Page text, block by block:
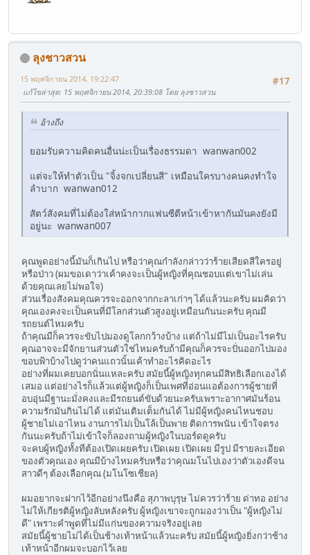
ลุงชาวสวน
#17
15 พฤศจิกายน 2014, 19:22:47
แก้ไขล่าสุด: 15 พฤศจิกายน 2014, 20:39:08 โดย ลุงชาวสวน
อ้างถึง
ยอมรับความคิดคนอื่นน่ะเป็นเรื่องธรรมดา wanwan002
แต่จะให้ทำตัวเป็น "จิ้งจกเปลี่ยนสี" เหมือนใครบางคนคงทำใจ
ลำบาก wanwan012
สัตว์สังคมที่ไม่ต้องใส่หน้ากากแฟนซีตีหน้าเข้าหากันมันคงยังมี
อยู่นะ wanwan007
คุณพูดอย่างนี้มันก็เกินไป หรือว่าคุณกำลังกล่าวว่าร้ายเสียดสีใครอยู่
หรือป่าว (ผมขอเดาว่าเค้าคงจะเป็นผู้หญิงที่คุณชอบแต่เขาไม่เล่น
ด้วยคุณเลยไม่พอใจ)
ส่วนเรื่องสังคมคุณควรจะออกจากกะลาเก่าๆ ได้แล้วนะครับ ผมคิดว่า
คุณเองคงจะเป็นคนที่มีโลกส่วนตัวสูงอยู่เหมือนกันนะครับ คุณมี
รถยนต์ไหมครับ
ถ้าคุณมีก็ควรจะขับไปมองดูโลกกว้างบ้าง แต่ถ้าไม่มีไม่เป็นอะไรครับ
คุณอาจจะมีจักยานส่วนตัวใช่ไหมครับถ้ามีคุณก็ควรจะปั่นออกไปมอง
ขอบฟ้าบ้างไปดูว่าคนแถวนั้นเค้าทำอะไรคิดอะไร
อย่างที่ผมเคยบอกนั่นแหละครับ สมัยนี้ผู้หญิงทุกคนมีสิทธิเลือกเองได้
เสมอ แต่อย่างไรก็แล้วแต่ผู้หญิงก็เป็นเพศที่อ่อนแอต้องการผู้ชายที่
อบอุ่นมีฐานะมั่งคงและมีรถยนต์ขับด้วยนะครับเพราะอากาศมันร้อน
ความรักมันกินไม่ได้ แต่มันเติมเต็มกันได้ ไม่มีผู้หญิงคนไหนชอบ
ผู้ชายไม่เอาไหน งานการไม่เป็นโล้เป็นพาย ติดการพนัน เข้าใจตรง
กันนะครับถ้าไม่เข้าใจก็ลองถามผู้หญิงในบอร์ดดูครับ
จะคบผู้หญิงทั้งทีต้องเปิดเผยครับ เปิดเผย เปิดเผย มีรูป มีรายละเอียด
ของตัวคุณเอง คุณมีบ้างไหมครับหรือว่าคุณมโนไปเองว่าตัวเองดีจน
สาวดีๆ ต้องเลือกคุณ (มโนโซเชียล)
ผมอยากจะฝากไว้อีกอย่างนึงคือ สุภาพบุรุษ ไม่ควรว่าร้าย ด่าทอ อย่าง
ไม่ให้เกียรติผู้หญิงลับหลังครับ ผู้หญิงเขาจะถูกมองว่าเป็น "ผู้หญิงไม่
ดี" เพราะคำพูดที่ไม่มีแก่นของความจริงอยู่เลย
สมัยนี้ผู้ชายไม่ได้เป็นช้างเท้าหน้าแล้วนะครับ สมัยนี้ผู้หญิงยิ่งกว่าช้าง
เท้าหน้าอีกผมจะบอกไว้เลย